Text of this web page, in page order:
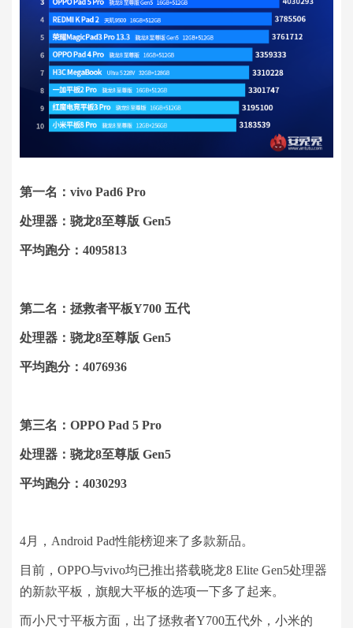
第一名：vivo Pad6 Pro
处理器：骁龙8至尊版 Gen5
平均跑分：4095813
第二名：拯救者平板Y700 五代
处理器：骁龙8至尊版 Gen5
平均跑分：4076936
第三名：OPPO Pad 5 Pro
处理器：骁龙8至尊版 Gen5
平均跑分：4030293
4月，Android Pad性能榜迎来了多款新品。
目前，OPPO与vivo均已推出搭载晓龙8 Elite Gen5处理器
的新款平板，旗舰大平板的选项一下多了起来。
而小尺寸平板方面，出了拯救者Y700五代外，小米的